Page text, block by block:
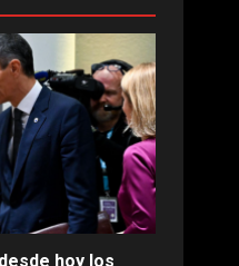
hoy los